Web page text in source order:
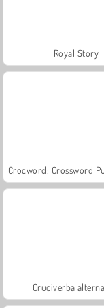
Royal Story
Cruciverba